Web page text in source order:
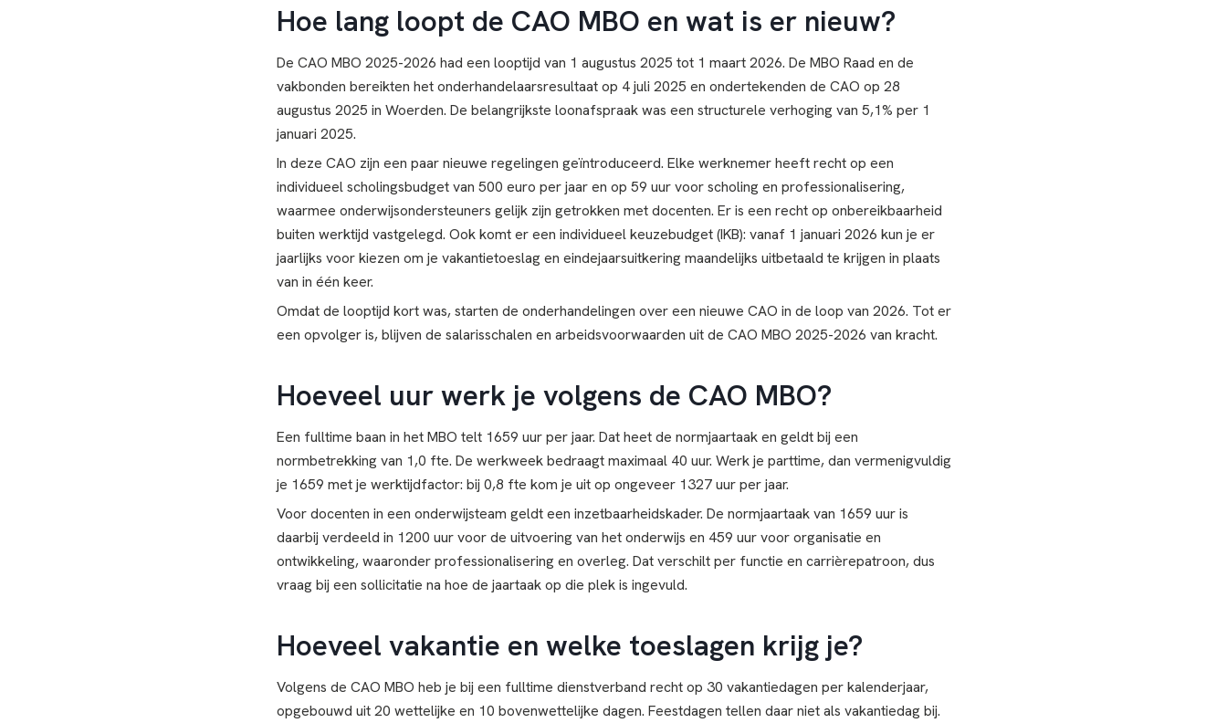
Hoe lang loopt de CAO MBO en wat is er nieuw?
De CAO MBO 2025-2026 had een looptijd van 1 augustus 2025 tot 1 maart 2026. De MBO Raad en de
vakbonden bereikten het onderhandelaarsresultaat op 4 juli 2025 en ondertekenden de CAO op 28
augustus 2025 in Woerden. De belangrijkste loonafspraak was een structurele verhoging van 5,1% per 1
januari 2025.
In deze CAO zijn een paar nieuwe regelingen geïntroduceerd. Elke werknemer heeft recht op een
individueel scholingsbudget van 500 euro per jaar en op 59 uur voor scholing en professionalisering,
waarmee onderwijsondersteuners gelijk zijn getrokken met docenten. Er is een recht op onbereikbaarheid
buiten werktijd vastgelegd. Ook komt er een individueel keuzebudget (IKB): vanaf 1 januari 2026 kun je er
jaarlijks voor kiezen om je vakantietoeslag en eindejaarsuitkering maandelijks uitbetaald te krijgen in plaats
van in één keer.
Omdat de looptijd kort was, starten de onderhandelingen over een nieuwe CAO in de loop van 2026. Tot er
een opvolger is, blijven de salarisschalen en arbeidsvoorwaarden uit de CAO MBO 2025-2026 van kracht.
Hoeveel uur werk je volgens de CAO MBO?
Een fulltime baan in het MBO telt 1659 uur per jaar. Dat heet de normjaartaak en geldt bij een
normbetrekking van 1,0 fte. De werkweek bedraagt maximaal 40 uur. Werk je parttime, dan vermenigvuldig
je 1659 met je werktijdfactor: bij 0,8 fte kom je uit op ongeveer 1327 uur per jaar.
Voor docenten in een onderwijsteam geldt een inzetbaarheidskader. De normjaartaak van 1659 uur is
daarbij verdeeld in 1200 uur voor de uitvoering van het onderwijs en 459 uur voor organisatie en
ontwikkeling, waaronder professionalisering en overleg. Dat verschilt per functie en carrièrepatroon, dus
vraag bij een sollicitatie na hoe de jaartaak op die plek is ingevuld.
Hoeveel vakantie en welke toeslagen krijg je?
Volgens de CAO MBO heb je bij een fulltime dienstverband recht op 30 vakantiedagen per kalenderjaar,
opgebouwd uit 20 wettelijke en 10 bovenwettelijke dagen. Feestdagen tellen daar niet als vakantiedag bij.